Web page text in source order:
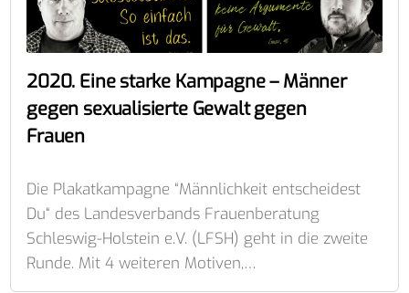
2020. Eine starke Kampagne – Männer
gegen sexualisierte Gewalt gegen
Frauen
Die Plakatkampagne “Männlichkeit entscheidest
Du“ des Landesverbands Frauenberatung
Schleswig-Holstein e.V. (LFSH) geht in die zweite
Runde. Mit 4 weiteren Motiven,…